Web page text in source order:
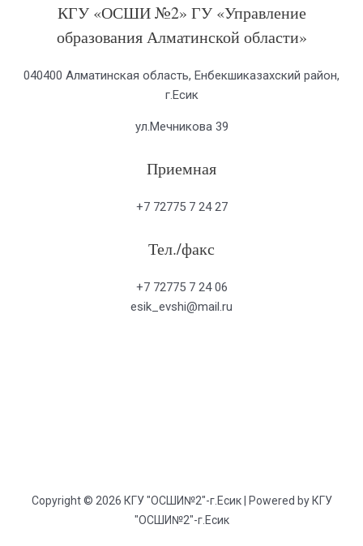
КГУ «ОСШИ №2» ГУ «Управление
образования Алматинской области»
040400 Алматинская область, Енбекшиказахский район,
г.Есик
ул.Мечникова 39
Приемная
+7 72775 7 24 27
Тел./факс
+7 72775 7 24 06
esik_evshi@mail.ru
Copyright © 2026 КГУ "ОСШИ№2"-г.Есик | Powered by КГУ
"ОСШИ№2"-г.Есик